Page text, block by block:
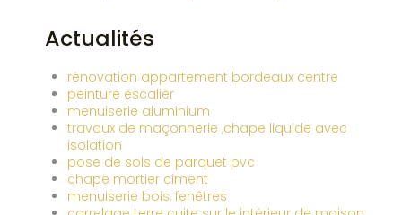
Actualités
rénovation appartement bordeaux centre
peinture escalier
menuiserie aluminium
travaux de maçonnerie ,chape liquide avec
isolation
pose de sols de parquet pvc
chape mortier ciment
menuiserie bois, fenêtres